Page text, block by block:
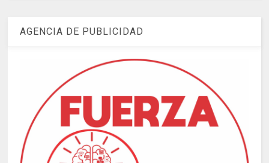
AGENCIA DE PUBLICIDAD